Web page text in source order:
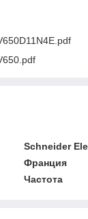
Schneider
Франция
Частота